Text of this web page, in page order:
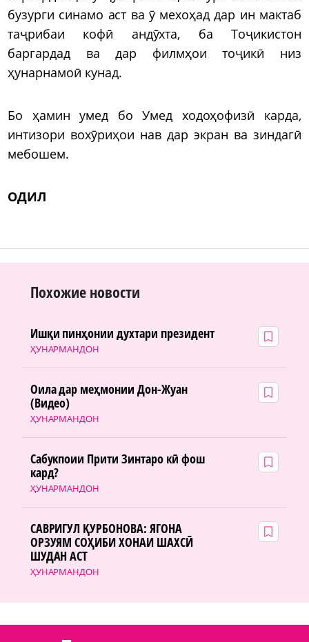
бузурги синамо аст ва ӯ мехоҳад дар ин мактаб
таҷрибаи кофӣ андӯхта, ба Тоҷикистон
баргардад ва дар филмҳои тоҷикӣ низ
ҳунарнамоӣ кунад.
Бо ҳамин умед бо Умед ходоҳофизӣ карда,
интизори вохӯриҳои нав дар экран ва зиндагӣ
мебошем.
ОДИЛ
Похожие новости
ҲУНАРМАНДОН
Ишқи пинҳонии духтари президент
ҲУНАРМАНДОН
Оила дар меҳмонии Дон-Жуан
(Видео)
ҲУНАРМАНДОН
Сабукпоии Прити Зинтаро кӣ фош
кард?
ҲУНАРМАНДОН
САВРИГУЛ ҚУРБОНОВА: ЯГОНА
ОРЗУЯМ СОҲИБИ ХОНАИ ШАХСӢ
ШУДАН АСТ